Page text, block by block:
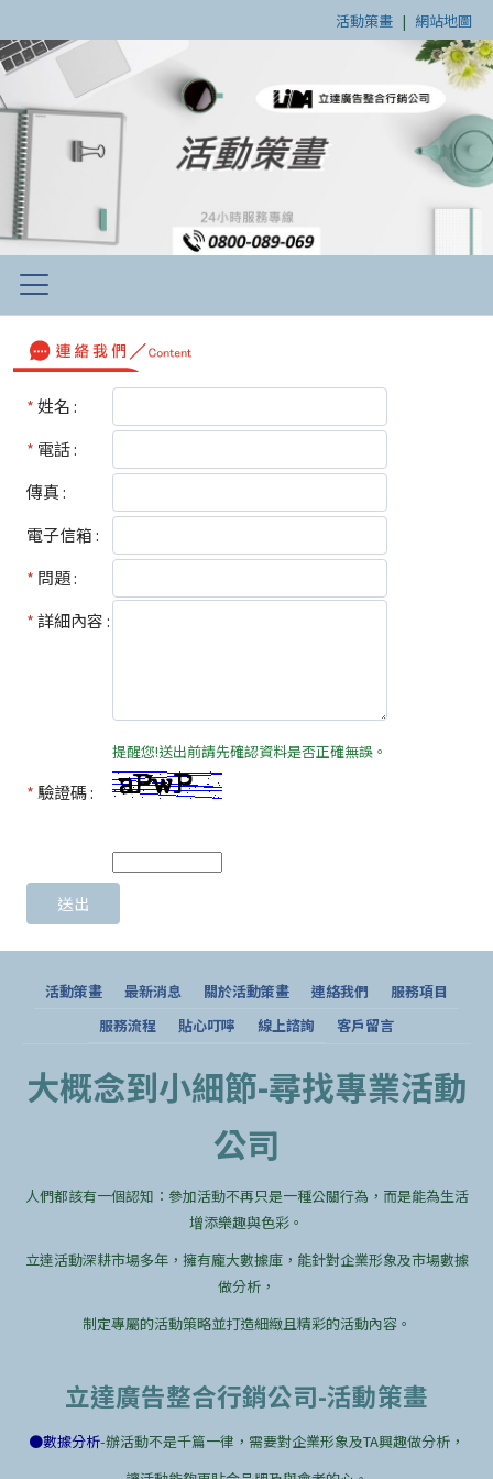
活動策畫 | 網站地圖
*姓名 :
* 電話 :
傳真 :
電子信箱 :
* 問題 :
*詳細內容 :
提醒您!送出前請先確認資料是否正確無誤。
* 驗證碼 :
活動策畫 最新消息 關於活動策畫 連絡我們
服務項目
服務流程
貼心叮嚀 線上諮詢 客戶留言
大概念到小細節-尋找專業活動
公司
人們都該有一個認知：參加活動不再只是一種公關行為，而是能為生活
增添樂趣與色彩。
立達活動深耕市場多年，擁有龐大數據庫，能針對企業形象及市場數據
做分析，
制定專屬的活動策略並打造細緻且精彩的活動內容。
立達廣告整合行銷公司-活動策畫
●數據分析-辦活動不是千篇一律，需要對企業形象及TA興趣做分析，